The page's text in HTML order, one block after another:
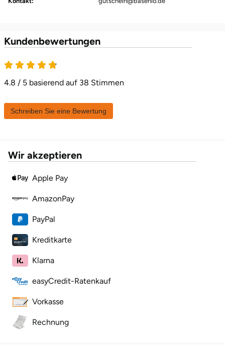
Kundenbewertungen
4.8 von 5
4.8 / 5 basierend auf 38 Stimmen
Schreiben Sie eine Bewertung
Wir akzeptieren
Apple Pay
AmazonPay
PayPal
Kreditkarte
Klarna
easyCredit-Ratenkauf
Vorkasse
Rechnung
Hamburg
Hanau
Hannover
Haßfurt
Heidenheim
Heldburg
Herzogenaurach
Herzogtum Lauenburg
Horb am Neckar